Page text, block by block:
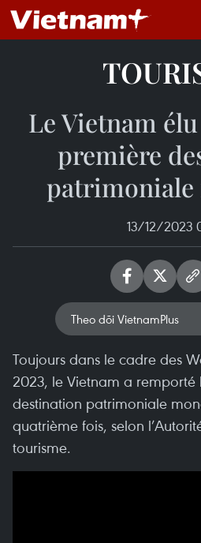
Le Vietnam
première
patrimoniale
13/12/2023
Theo dõi VietnamPlus
Toujours dans le cadre des
2023, le Vietnam a
destination patrimoniale
quatrième fois, selon
tourisme.